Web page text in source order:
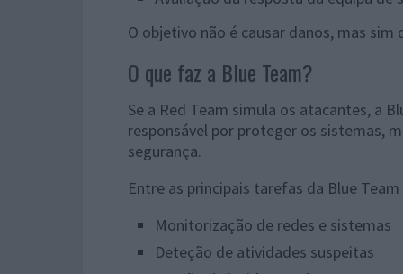
O objetivo não é causar danos, mas
O que faz a Blue Team?
Se a Red Team simula os atacantes, a
responsável por proteger os sistemas,
segurança.
Entre as principais tarefas da Blue
Monitorização de redes e sistemas
Deteção de atividades suspeitas